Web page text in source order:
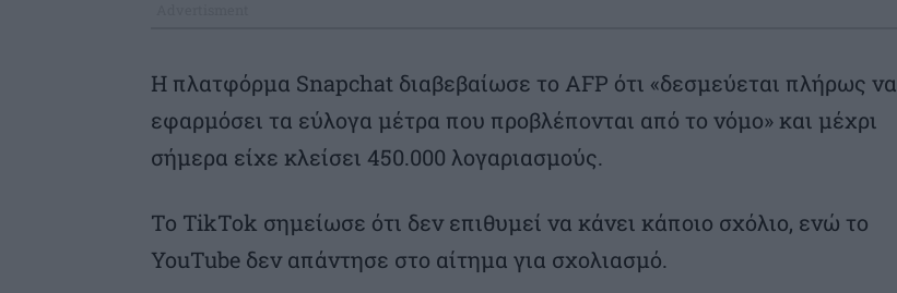
Η πλατφόρμα Snapchat διαβεβαίωσε το AFP ότι «δεσμεύεται πλήρως να
εφαρμόσει τα εύλογα μέτρα που προβλέπονται από το νόμο» και μέχρι
σήμερα είχε κλείσει 450.000 λογαριασμούς.
Το TikTok σημείωσε ότι δεν επιθυμεί να κάνει κάποιο σχόλιο, ενώ το
YouTube δεν απάντησε στο αίτημα για σχολιασμό.